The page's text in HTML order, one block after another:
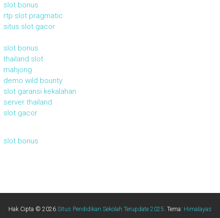
slot bonus
rtp slot pragmatic
situs slot gacor
slot bonus
thailand slot
mahjong
demo wild bounty
slot garansi kekalahan
server thailand
slot gacor
slot bonus
Hak Cipta © 2026 Situs Pendidikan Sekolah Terupdate 2025. Tema: Himalayas